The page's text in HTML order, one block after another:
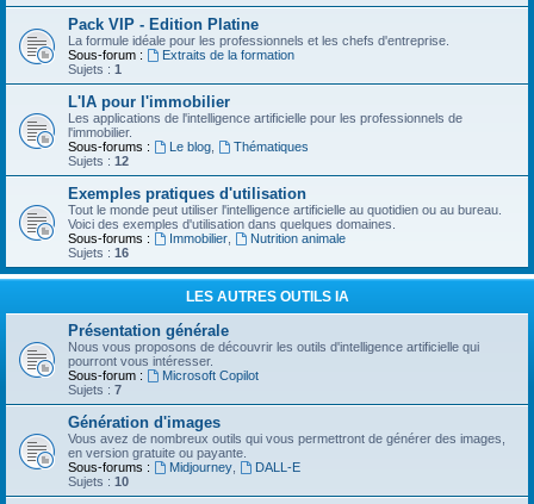
Pack VIP - Edition Platine
La formule idéale pour les professionnels et les chefs d'entreprise.
Sous-forum :
Extraits de la formation
Sujets : 1
L'IA pour l'immobilier
Les applications de l'intelligence artificielle pour les professionnels de
l'immobilier.
Sous-forums :
Le blog,
Thématiques
Sujets : 12
Exemples pratiques d'utilisation
Tout le monde peut utiliser l'intelligence artificielle au quotidien ou au bureau.
Voici des exemples d'utilisation dans quelques domaines.
Sous-forums :
Immobilier,
Nutrition animale
Sujets : 16
LES AUTRES OUTILS IA
Présentation générale
Nous vous proposons de découvrir les outils d'intelligence artificielle qui
pourront vous intéresser.
Sous-forum :
Microsoft Copilot
Sujets : 7
Génération d'images
Vous avez de nombreux outils qui vous permettront de générer des images,
en version gratuite ou payante.
Sous-forums :
Midjourney,
DALL-E
Sujets : 10